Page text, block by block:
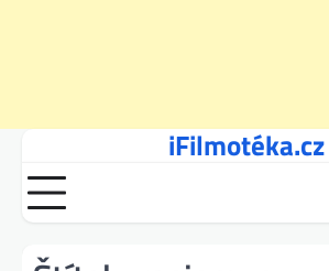
content
iFilmotéka.cz